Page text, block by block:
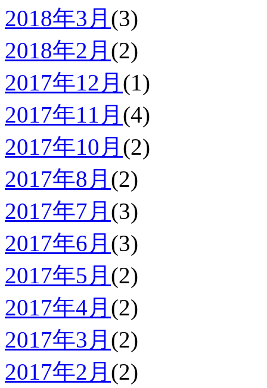
2018年3月 (3)
2018年2月 (2)
2017年12月 (1)
2017年11月 (4)
2017年10月 (2)
2017年8月 (2)
2017年7月 (3)
2017年6月 (3)
2017年5月 (2)
2017年4月 (2)
2017年3月 (2)
2017年2月 (2)